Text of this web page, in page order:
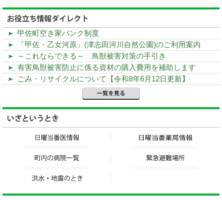
甲佐町空き家バンク制度
「甲佐・乙女河原」(津志田河川自然公園)のご利用案内
～これならできる～ 鳥獣被害対策の手引き
有害鳥獣被害防止に係る資材の購入費用を補助します
ごみ・リサイクルについて【令和8年6月12日更新】